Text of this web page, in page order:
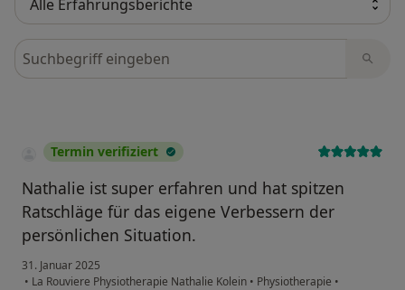
Bewertungen durchsuchen
Termin verifiziert
Nathalie ist super erfahren und hat spitzen
Ratschläge für das eigene Verbessern der
persönlichen Situation.
31. Januar 2025
• La Rouviere Physiotherapie Nathalie Kolein • Physiotherapie •